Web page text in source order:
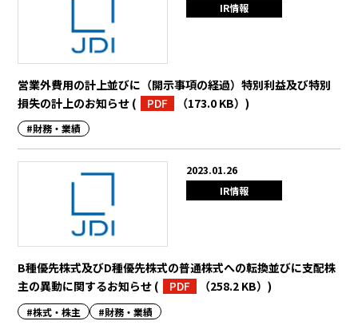
IR情報
営業外費用の計上並びに（開示事項の経過）特別利益及び特別
損失の計上のお知らせ ( PDF （173.0 KB）)
#財務・業績
2023.01.26
IR情報
B種優先株式及びD種優先株式の普通株式への転換並びに支配株
主の異動に関するお知らせ ( PDF （258.2 KB）)
#株式・株主 #財務・業績